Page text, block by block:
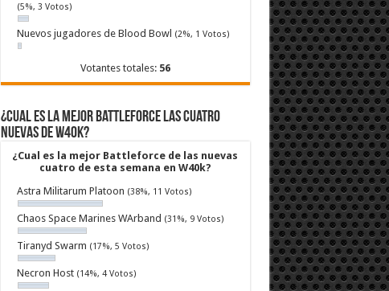
(5%, 3 Votos)
Nuevos jugadores de Blood Bowl (2%, 1 Votos)
Votantes totales: 56
¿Cual es la mejor Battleforce las cuatro
nuevas de W40k?
¿Cual es la mejor Battleforce de las nuevas
cuatro de esta semana en W40k?
Astra Militarum Platoon (38%, 11 Votos)
Chaos Space Marines WArband (31%, 9 Votos)
Tiranyd Swarm (17%, 5 Votos)
Necron Host (14%, 4 Votos)